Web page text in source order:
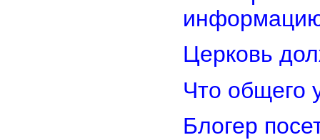
Церковь
Что общего
Блогер